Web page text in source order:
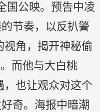
国公映。预告中凌
节奏，以反扒警
视角，揭开神秘偷
而他与大白桃
，也让观众对这个
奇。海报中暗潮